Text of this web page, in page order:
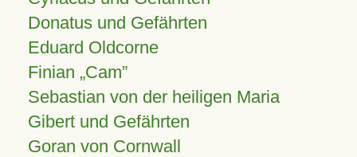
Donatus und Gefährten
Eduard Oldcorne
Finian Cam
Sebastian von der heiligen Maria
Gibert und Gefährten
Goran von Cornwall